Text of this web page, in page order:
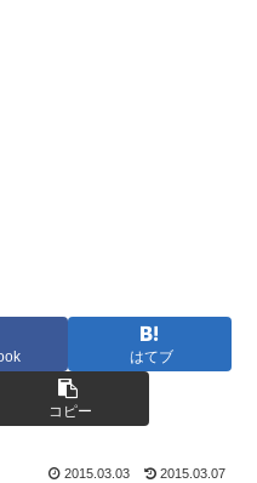
はてブ
コピー
2015.03.03 2015.03.07